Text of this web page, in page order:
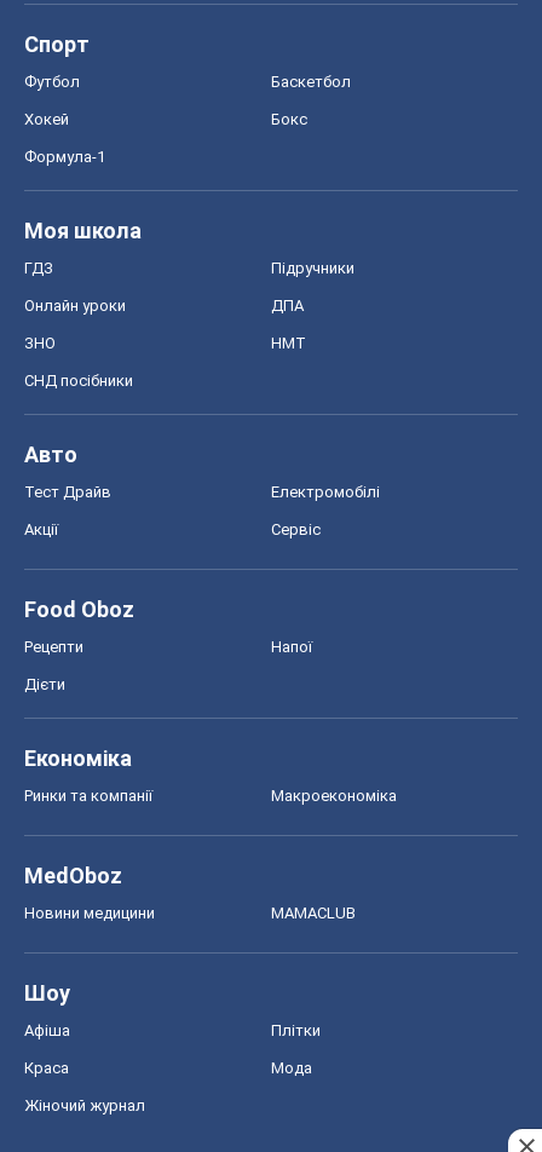
Спорт
Футбол Баскетбол
Хокей Бокс
Формула-1
Моя школа
ГДЗ Підручники
Онлайн уроки ДПА
ЗНО НМТ
СНД посібники
Авто
Тест Драйв Електромобілі
Акції Сервіс
Food Oboz
Рецепти Напої
Дієти
Економіка
Ринки та компанії Макроекономіка
MedOboz
Новини медицини MAMACLUB
Шоу
Афіша Плітки
Краса Мода
Жіночий журнал